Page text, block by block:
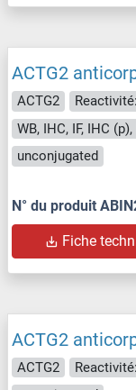
ACTG2
ACTG2
WB, IHC, IF, IHC (p),
unconjugated
N° du produit
Fiche
ACTG2
ACTG2